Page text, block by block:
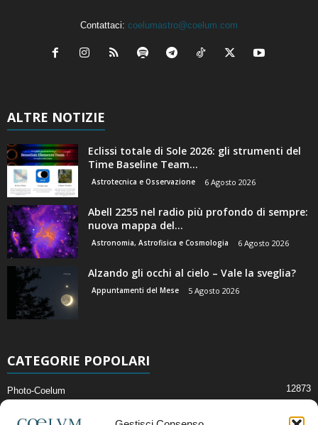
Contattaci: coelumastro@coelum.com
ALTRE NOTIZIE
Eclissi totale di Sole 2026: gli strumenti del
Time Baseline Team...
Astrotecnica e Osservazione 6 Agosto 2026
Abell 2255 nel radio più profondo di sempre:
nuova mappa del...
Astronomia, Astrofisica e Cosmologia 6 Agosto 2026
Alzando gli occhi al cielo – Vale la sveglia?
Appuntamenti del Mese 5 Agosto 2026
CATEGORIE POPOLARI
Photo-Coelum 12873